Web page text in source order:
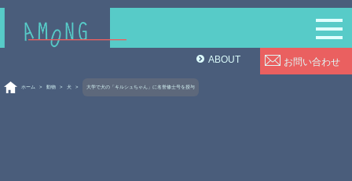
お問い合わせ
ABOUT
ホーム > 動物 > 犬 > 大学で犬の「キルシュちゃん」に名誉修士号を授与